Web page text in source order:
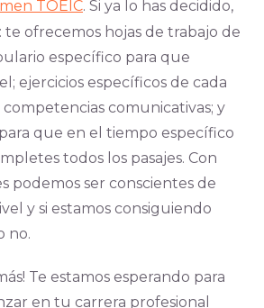
TOEIC. Si ya lo has decidido,
te ofrecemos hojas de trabajo de
específico para que
ejercicios específicos de cada
comunicativas; y
que en el tiempo específico
todos los pasajes. Con
podemos ser conscientes de
y si estamos consiguiendo
no.
Te estamos esperando para
en tu carrera profesional